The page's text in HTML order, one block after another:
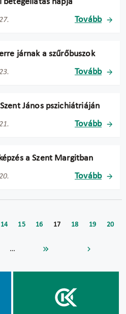
Tovább
járnak a szűrőbuszok
Tovább
János pszichiátriáján
Tovább
a Szent Margitban
Tovább
14 15 16 17 18 19 20
…